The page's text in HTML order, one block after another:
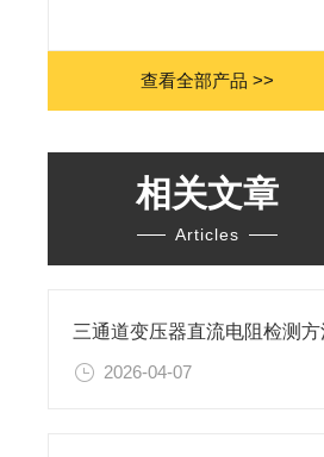
查看全部产品 >>
相关文章
Articles
三通道变压器直流电阻检测方
2026-04-07